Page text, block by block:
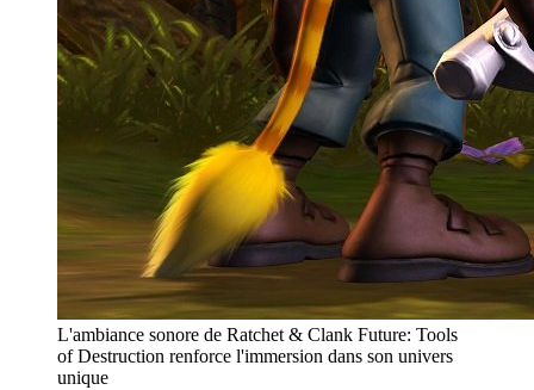
L'ambiance sonore de Ratchet & Clank Future: Tools
of Destruction renforce l'immersion dans son univers
unique